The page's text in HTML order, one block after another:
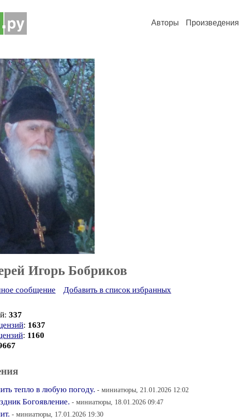
Авторы Произведения
Игорь Бобриков
сообщение Добавить в список избранных
337
: 1637
: 1160
тепло в любую погоду. - миниатюры, 21.01.2026 12:02
Богоявление. - миниатюры, 18.01.2026 09:47
- миниатюры, 17.01.2026 19:30